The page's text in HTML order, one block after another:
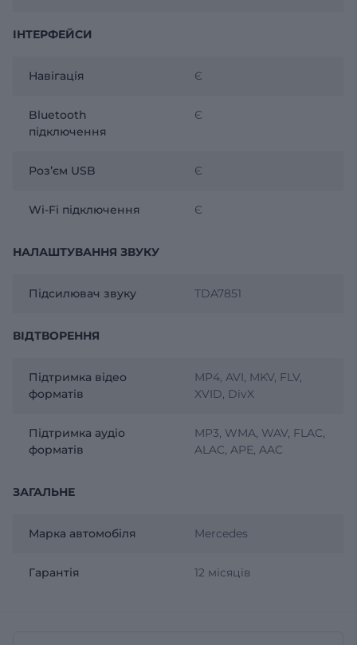
ІНТЕРФЕЙСИ
Навігація Є
Bluetooth
підключення
Є
Розʼєм USB Є
Wi-Fi підключення Є
НАЛАШТУВАННЯ ЗВУКУ
Підсилювач звуку TDA7851
ВІДТВОРЕННЯ
Підтримка відео
форматів
MP4, AVI, MKV, FLV,
XVID, DivX
Підтримка аудіо
форматів
MP3, WMA, WAV, FLAC,
ALAC, APE, AAC
ЗАГАЛЬНЕ
Марка автомобіля Mercedes
Гарантія 12 місяців